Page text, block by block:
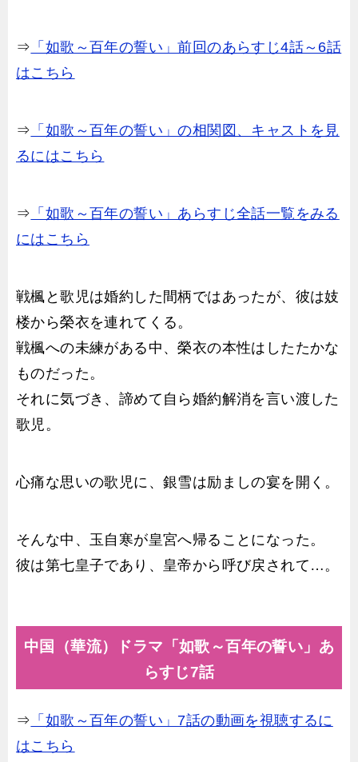
⇒ 「如歌～百年の誓い」前回のあらすじ4話～6話
はこちら
⇒ 「如歌～百年の誓い」の相関図、キャストを見
るにはこちら
⇒ 「如歌～百年の誓い」あらすじ全話一覧をみる
にはこちら
戦楓と歌児は婚約した間柄ではあったが、彼は妓
楼から榮衣を連れてくる。
戦楓への未練がある中、榮衣の本性はしたたかな
ものだった。
それに気づき、諦めて自ら婚約解消を言い渡した
歌児。
心痛な思いの歌児に、銀雪は励ましの宴を開く。
そんな中、玉自寒が皇宮へ帰ることになった。
彼は第七皇子であり、皇帝から呼び戻されて…。
中国（華流）ドラマ「如歌～百年の誓い」あ
らすじ7話
⇒ 「如歌～百年の誓い」7話の動画を視聴するに
はこちら